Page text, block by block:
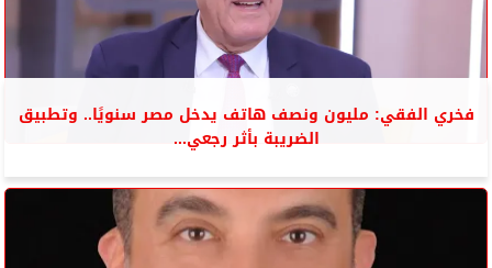
فخري الفقي: مليون ونصف هاتف يدخل مصر سنويًا.. وتطبيق
الضريبة بأثر رجعي...